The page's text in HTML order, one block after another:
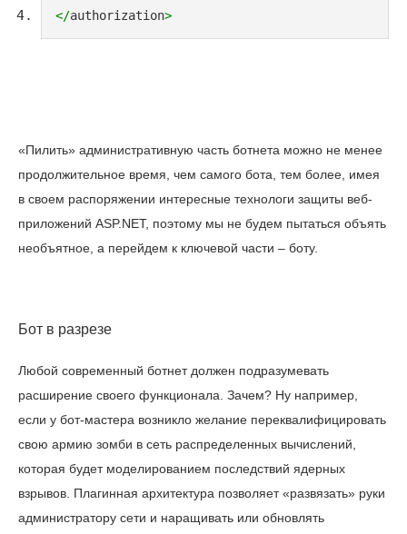
</authorization>
«Пилить» административную часть ботнета можно не менее
продолжительное время, чем самого бота, тем более, имея
в своем распоряжении интересные технологи защиты веб-
приложений ASP.NET, поэтому мы не будем пытаться объять
необъятное, а перейдем к ключевой части – боту.
Бот в разрезе
Любой современный ботнет должен подразумевать
расширение своего функционала. Зачем? Ну например,
если у бот-мастера возникло желание переквалифицировать
свою армию зомби в сеть распределенных вычислений,
которая будет моделированием последствий ядерных
взрывов. Плагинная архитектура позволяет «развязать» руки
администратору сети и наращивать или обновлять